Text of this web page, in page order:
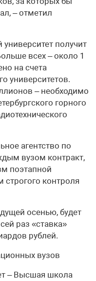
– отметил
получит
всех – около 1
на счета
университетов.
– необходимо
горного
агентство по
вузом контракт,
поэтапной
строгого контроля
осенью, будет
раз «ставка»
рублей.
вузов
– Высшая школа